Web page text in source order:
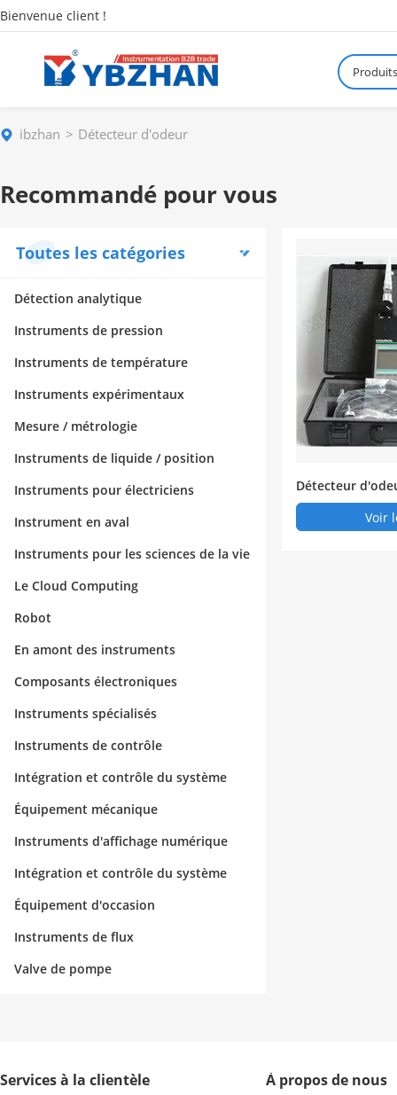
Bienvenue client !
Produits
ibzhan Détecteur d'odeur
Recommandé pour vous
Toutes les catégories
Détection analytique
Instruments de pression
Instruments de température
Instruments expérimentaux
Mesure / métrologie
Instruments de liquide / position
Instruments pour électriciens
Instrument en aval
Instruments pour les sciences de la vie
Le Cloud Computing
Robot
En amont des instruments
Composants électroniques
Instruments spécialisés
Instruments de contrôle
Intégration et contrôle du système
Équipement mécanique
Instruments d'affichage numérique
Intégration et contrôle du système
Équipement d'occasion
Instruments de flux
Valve de pompe
Détecteur
Ⅲr
Voir
Services à la clientèle
À propos de nous